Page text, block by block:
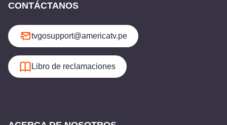
CONTÁCTANOS
tvgosupport@americatv.pe
Libro de reclamaciones